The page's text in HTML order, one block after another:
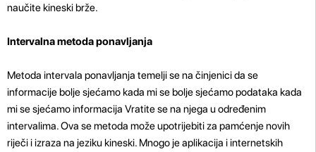
naučite kineski brže.
Intervalna metoda ponavljanja
Metoda intervala ponavljanja temelji se na činjenici da se
informacije bolje sjećamo kada mi se bolje sjećamo podataka kada
mi se sjećamo informacija Vratite se na njega u određenim
intervalima. Ova se metoda može upotrijebiti za pamćenje novih
riječi i izraza na jeziku kineski. Mnogo je aplikacija i internetskih